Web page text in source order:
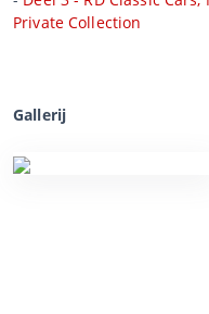
Private Collection
Gallerij